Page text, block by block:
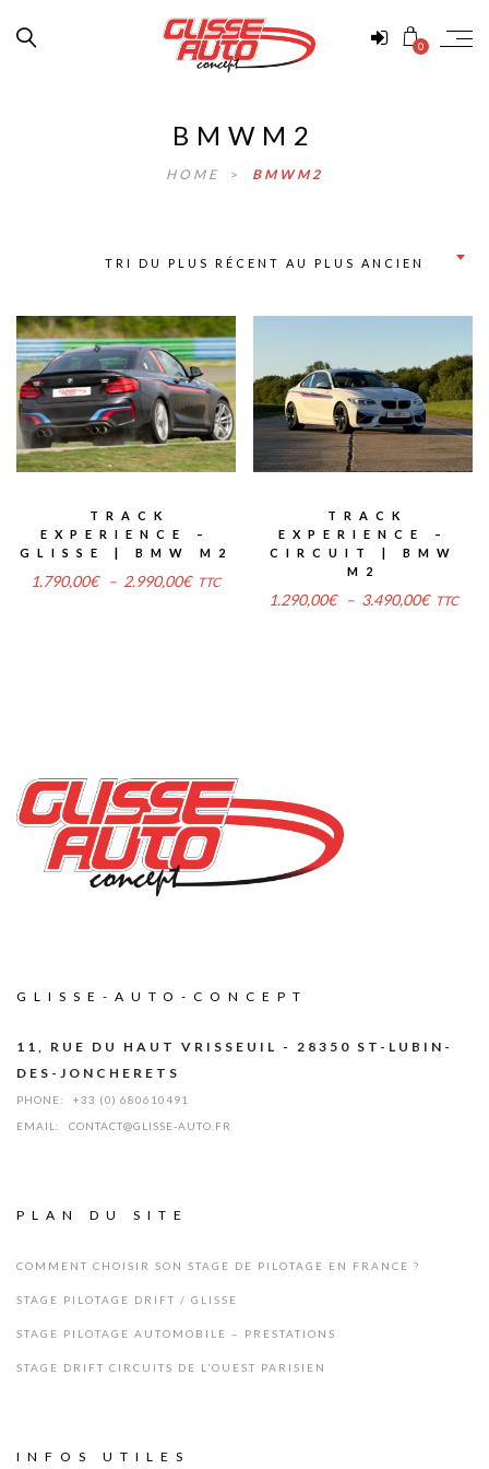
0
BMWM2
HOME > BMWM2
TRI DU PLUS RÉCENT AU PLUS ANCIEN
TRACK
EXPERIENCE –
GLISSE | BMW M2
1.790,00€ – 2.990,00€ Plage
TTC
TRACK
EXPERIENCE –
CIRCUIT | BMW
M2
1.290,00€ – 3.490,00€Plage
TTC
GLISSE-AUTO-CONCEPT
11, RUE DU HAUT VRISSEUIL - 28350 ST-LUBIN-
DES-JONCHERETS
PHONE:
+33 (0) 680610491
EMAIL:
CONTACT@GLISSE-AUTO.FR
PLAN DU SITE
COMMENT CHOISIR SON STAGE DE PILOTAGE EN FRANCE ?
STAGE PILOTAGE DRIFT / GLISSE
STAGE PILOTAGE AUTOMOBILE – PRESTATIONS
STAGE DRIFT CIRCUITS DE L’OUEST PARISIEN
INFOS UTILES